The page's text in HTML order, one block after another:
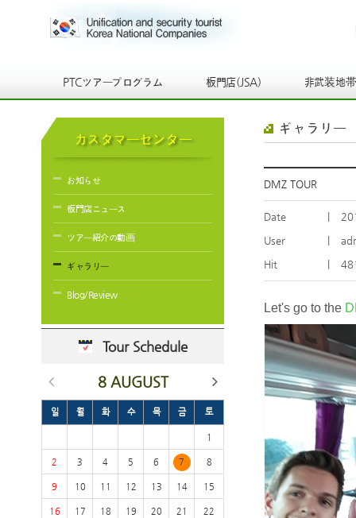
PTCツアープログラム 板門店(JSA) 非武装地帯
カスタマーセンター
お知らせ
板門店ニュース
ツアー紹介の動画
ギャラリー
Blog/Review
Tour Schedule
8 AUGUST
일 월 화 수 목 금 토
1
2 3 4 5 6 7 8
9 10 11 12 13 14 15
16 17 18 19 20 21 22
ギャラリー
DMZ TOUR
Date
User
Hit
Let's go to the